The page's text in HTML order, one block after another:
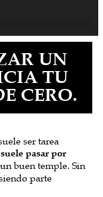
UN
TU
CERO.
ser tarea
pasar por
buen temple. Sin
parte